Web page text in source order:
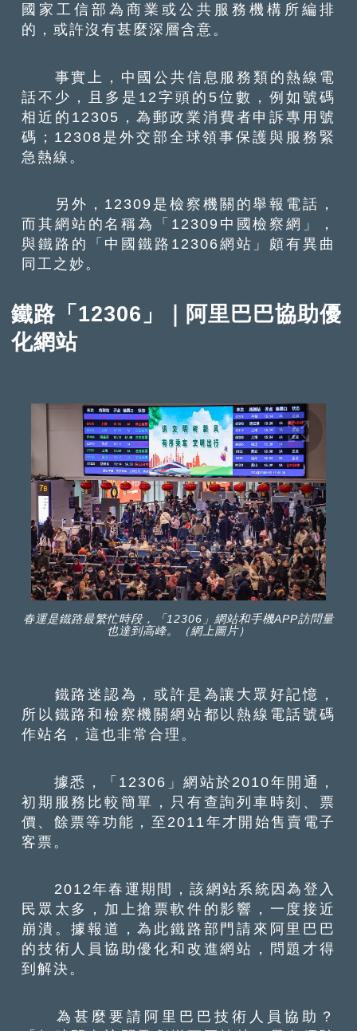
國家工信部為商業或公共服務機構所編排
的，或許沒有甚麼深層含意。
事實上，中國公共信息服務類的熱線電
話不少，且多是12字頭的5位數，例如號碼
相近的12305，為郵政業消費者申訴專用號
碼；12308是外交部全球領事保護與服務緊
急熱線。
另外，12309是檢察機關的舉報電話，
而其網站的名稱為「12309中國檢察網」，
與鐵路的「中國鐵路12306網站」頗有異曲
同工之妙。
鐵路「12306」｜阿里巴巴協助優
化網站
春運是鐵路最繁忙時段，「12306」網站和手機APP訪問量
也達到高峰。（網上圖片）
鐵路迷認為，或許是為讓大眾好記憶，
所以鐵路和檢察機關網站都以熱線電話號碼
作站名，這也非常合理。
據悉，「12306」網站於2010年開通，
初期服務比較簡單，只有查詢列車時刻、票
價、餘票等功能，至2011年才開始售賣電子
客票。
2012年春運期間，該網站系統因為登入
民眾太多，加上搶票軟件的影響，一度接近
崩潰。據報道，為此鐵路部門請來阿里巴巴
的技術人員協助優化和改進網站，問題才得
到解決。
為甚麼要請阿里巴巴技術人員協助？